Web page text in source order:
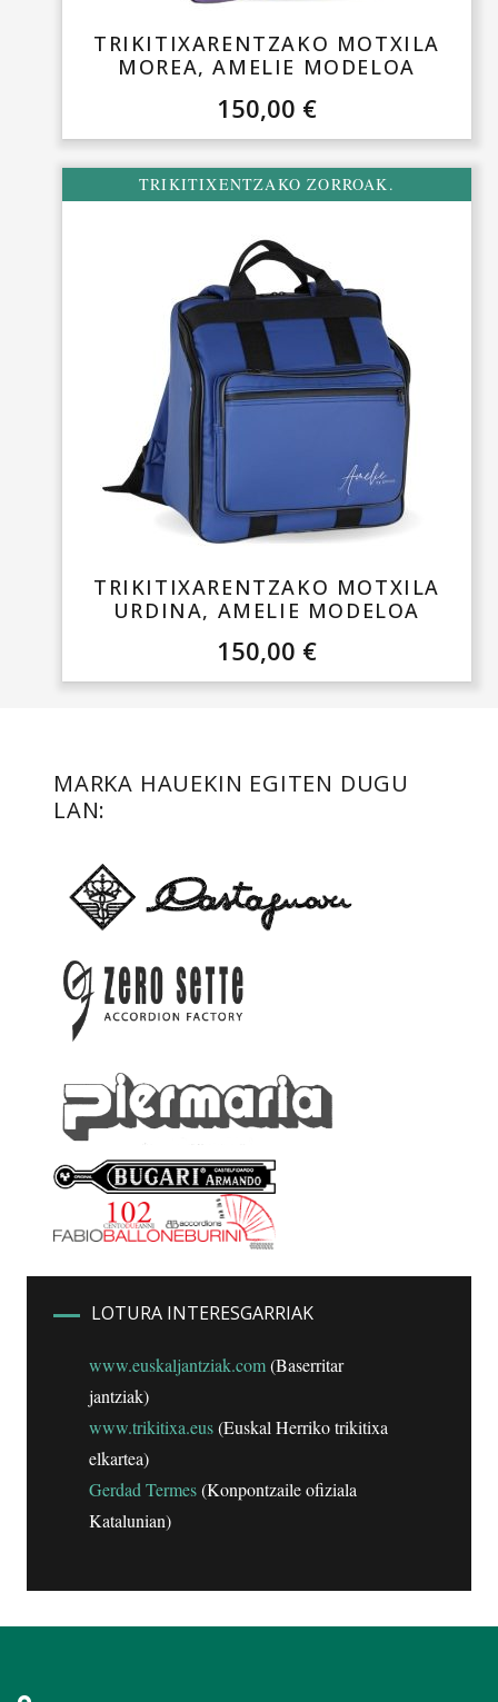
TRIKITIXARENTZAKO MOTXILA
MOREA, AMELIE MODELOA
150,00 €
TRIKITIXENTZAKO ZORROAK.
TRIKITIXARENTZAKO MOTXILA
URDINA, AMELIE MODELOA
150,00 €
MARKA HAUEKIN EGITEN DUGU
LAN:
LOTURA INTERESGARRIAK
www.euskaljantziak.com(Baserritar
jantziak)
www.trikitixa.eus(Euskal Herriko trikitixa
elkartea)
Gerdad Termes(Konpontzaile ofiziala
Katalunian)